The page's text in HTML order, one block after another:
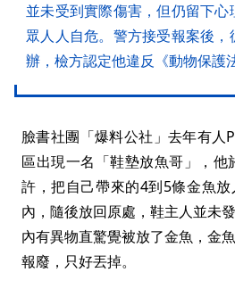
並未受到實際傷害，但仍留下
眾人人自危。警方接受報案後
辦，檢方認定他違反《動物保護
臉書社團「爆料公社」去年有人
區出現一名「鞋墊放魚哥」，
許，把自己帶來的4到5條金魚
內，隨後放回原處，鞋主人並未
內有異物直驚覺被放了金魚，金
報廢，只好丟掉。